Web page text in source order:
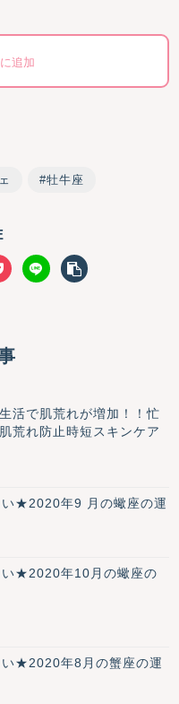
追加
牡牛座
活で肌荒れが増加！！忙
荒れ防止時短スキンケア
★2020年9 月の蠍座の運
★2020年10月の蠍座の
★2020年8月の蟹座の運